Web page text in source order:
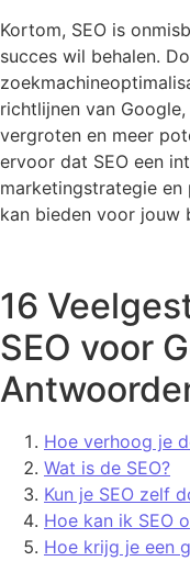
Kortom, SEO is
succes wil behalen.
richtlijnen van
vergroten en meer
ervoor dat SEO een
marketingstrategie
kan bieden voor jouw
16
SEO voor
Hoe verhoog je
Wat is de SEO?
Kun je SEO zelf
Hoe kan ik SEO
Hoe krijg je een